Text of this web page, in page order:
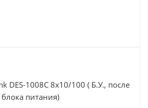
DES-1008C 8х10/100 ( Б.У., после
питания)